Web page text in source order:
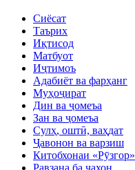
Сиёсат
Таърих
Иқтисод
Матбуот
Иҷтимоъ
Адабиёт ва фарҳанг
Муҳоҷират
Дин ва ҷомеъа
Зан ва ҷомеъа
Сулҳ, оштӣ, ваҳдат
Ҷавонон ва варзиш
Китобхонаи «Рӯзгор»